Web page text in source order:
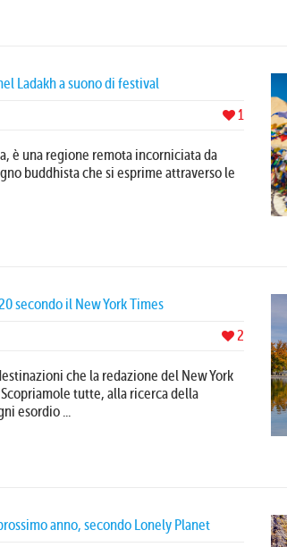
Ladakh a suono di festival
1
è una regione remota incorniciata da
buddhista che si esprime attraverso le
secondo il New York Times
2
che la redazione del New York
tutte, alla ricerca della
esordio ...
anno, secondo Lonely Planet